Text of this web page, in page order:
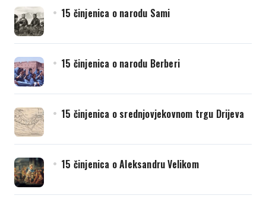
15 činjenica o narodu Sami
15 činjenica o narodu Berberi
15 činjenica o srednjovjekovnom trgu Drijeva
15 činjenica o Aleksandru Velikom